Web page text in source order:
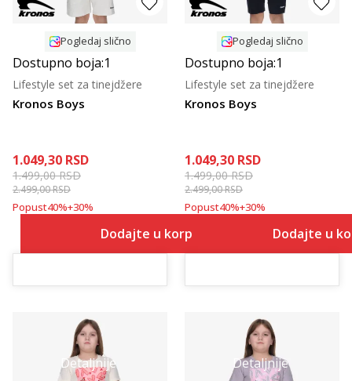
Pogledaj slično
Dostupno boja:1
Kronos Boys
Lifestyle set za tinejdžere
1.049,30 RSD
1.499,00RSD
2.499,00RSD
Popust40%+30%
Dodajte u korpu
Pogledaj slično
Dostupno boja:1
Kronos Boys
Lifestyle set za tinejdžere
1.049,30 RSD
1.499,00RSD
2.499,00RSD
Popust40%+30%
Dodajte u
Detaljnije
Detaljnije